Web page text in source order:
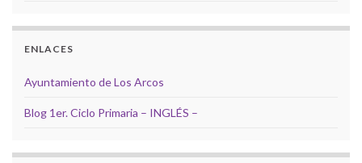
ENLACES
Ayuntamiento de Los Arcos
Blog 1er. Ciclo Primaria – INGLÉS –